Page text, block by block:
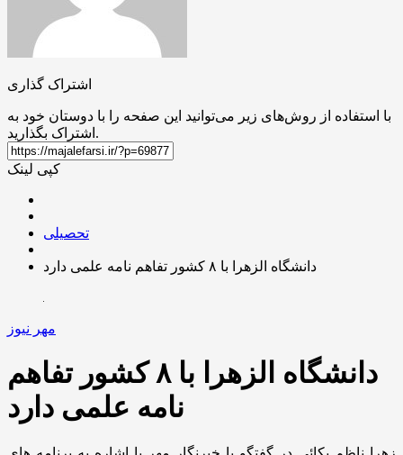
اشتراک گذاری
با استفاده از روش‌های زیر می‌توانید این صفحه را با دوستان خود به
اشتراک بگذارید.
کپی لینک
تحصیلی
دانشگاه الزهرا با ۸ کشور تفاهم نامه علمی دارد
مهر نیوز
دانشگاه الزهرا با ۸ کشور تفاهم
نامه علمی دارد